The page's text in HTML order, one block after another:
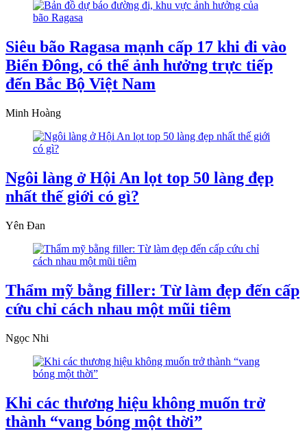
Siêu bão Ragasa mạnh cấp 17 khi đi vào
Biển Đông, có thể ảnh hưởng trực tiếp
đến Bắc Bộ Việt Nam
Minh Hoàng
Ngôi làng ở Hội An lọt top 50 làng đẹp
nhất thế giới có gì?
Yên Đan
Thẩm mỹ bằng filler: Từ làm đẹp đến cấp
cứu chỉ cách nhau một mũi tiêm
Ngọc Nhi
Khi các thương hiệu không muốn trở
thành “vang bóng một thời”